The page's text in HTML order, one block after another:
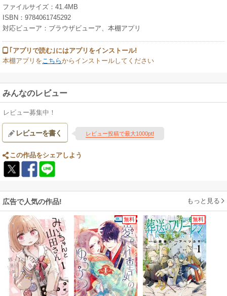
ファイルサイズ：41.4MB
ISBN：9784061745292
対応ビューア：ブラウザビューア、本棚アプリ
｢アプリで読む｣にはアプリをインストール!
本棚アプリをこちらからインストールしてください
みんなのレビュー
レビュー募集中！
レビューを書く レビュー投稿で最大1000pt!
この作品をシェアしよう
広告で人気の作品! もっと見る
無料 無料